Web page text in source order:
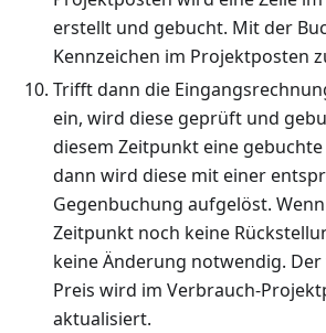
erstellt und gebucht. Mit der
Kennzeichen im Projektposten
Trifft dann die
ein, wird diese geprüft und
diesem Zeitpunkt eine
dann wird diese mit einer
Gegenbuchung aufgelöst.
Zeitpunkt noch keine
keine Änderung notwendig. Der
Preis wird im Verbrauch-
aktualisiert.